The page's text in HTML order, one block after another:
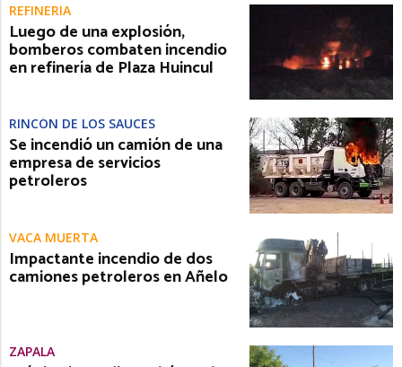
REFINERÍA
Luego de una explosión,
bomberos combaten incendio
en refinería de Plaza Huincul
RINCÓN DE LOS SAUCES
Se incendió un camión de una
empresa de servicios
petroleros
VACA MUERTA
Impactante incendio de dos
camiones petroleros en Añelo
ZAPALA